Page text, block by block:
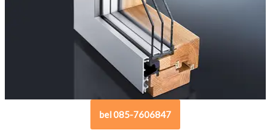
bel 085-7606847